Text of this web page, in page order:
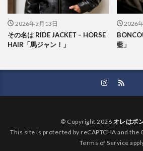
2026年5月13日
その名は RIDE JACKET – HORSE
HAIR「馬ジャン！」
2026
藍」
© Copyright 2026 オレはボ
This site is protected by reCAPTCHA and the
Terms of Service